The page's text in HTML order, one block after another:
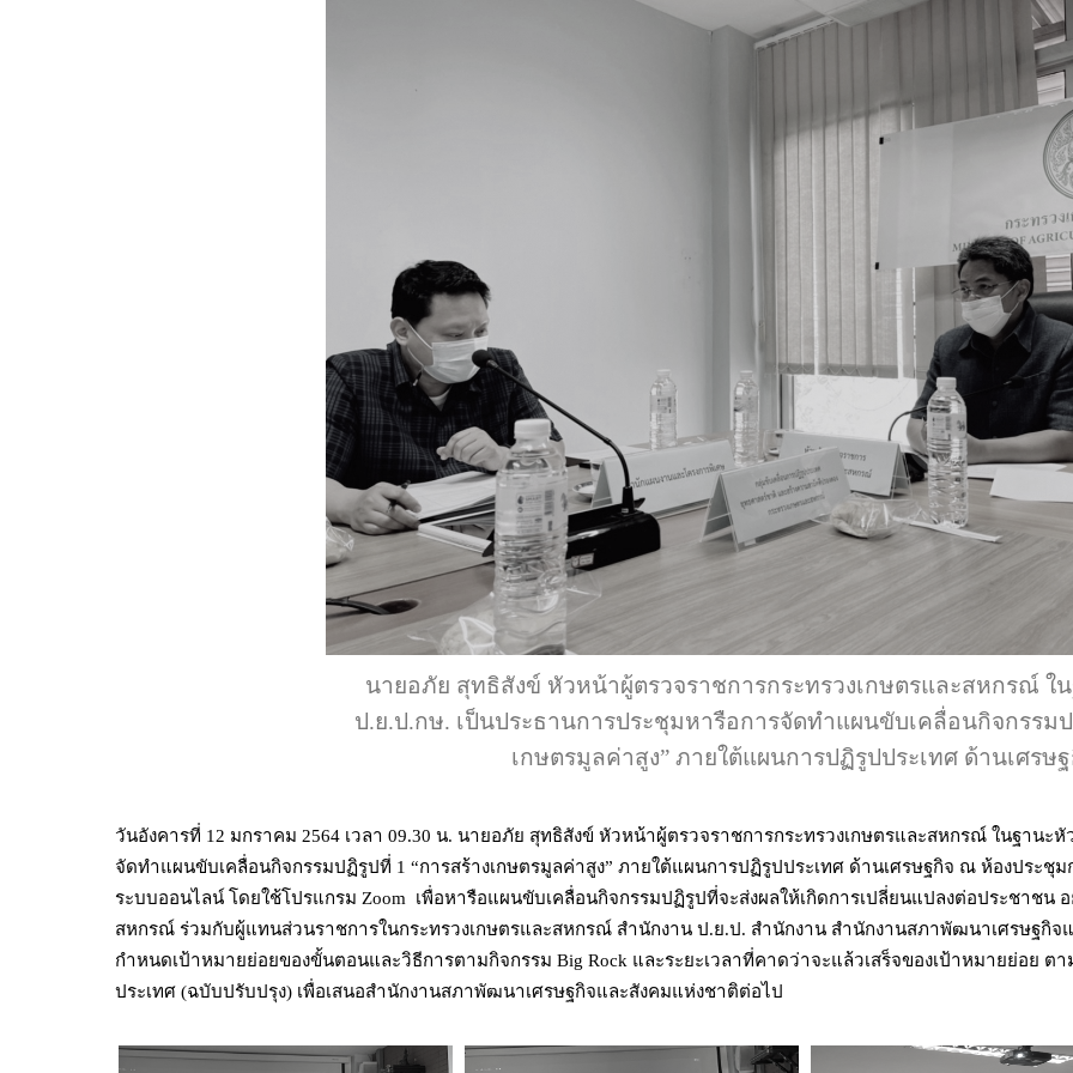
นายอภัย สุทธิสังข์ หัวหน้าผู้ตรวจราชการกระทรวงเกษตรและสหกรณ์ ใ
ป.ย.ป.กษ. เป็นประธานการประชุมหารือการจัดทำแผนขับเคลื่อนกิจกรรม
เกษตรมูลค่าสูง” ภายใต้แผนการปฏิรูปประเทศ ด้านเศรษ
วันอังคารที่ 12 มกราคม 2564 เวลา 09.30 น. นายอภัย สุทธิสังข์ หัวหน้าผู้ตรวจราชการกระทรวงเกษตรและสหกรณ์ ในฐาน
จัดทำแผนขับเคลื่อนกิจกรรมปฏิรูปที่ 1 “การสร้างเกษตรมูลค่าสูง” ภายใต้แผนการปฏิรูปประเทศ ด้านเศรษฐกิจ ณ ห้องประชุ
ระบบออนไลน์ โดยใช้โปรแกรม Zoom เพื่อหารือแผนขับเคลื่อนกิจกรรมปฏิรูปที่จะส่งผลให้เกิดการเปลี่ยนแปลงต่อประชาชน
สหกรณ์ ร่วมกับผู้แทนส่วนราชการในกระทรวงเกษตรและสหกรณ์ สำนักงาน ป.ย.ป. สำนักงาน สำนักงานสภาพัฒนาเศรษฐกิจ
กำหนดเป้าหมายย่อยของขั้นตอนและวิธีการตามกิจกรรม Big Rock และระยะเวลาที่คาดว่าจะแล้วเสร็จของเป้าหมายย่อย ต
ประเทศ (ฉบับปรับปรุง) เพื่อเสนอสำนักงานสภาพัฒนาเศรษฐกิจและสังคมแห่งชาติต่อไป